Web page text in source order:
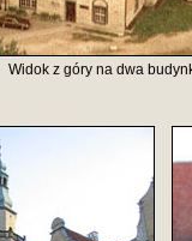
Widok z góry na dwa